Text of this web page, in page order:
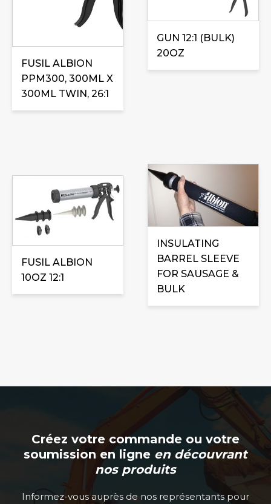
FUSIL ALBION
PPM300, 300ML X
300ML TWIN, 26:1
GUN 12:1 (BULK)
20OZ
FUSIL ALBION
10OZ 12:1
INSULATING
BARREL SLEEVE
FOR SAUSAGE &
BULK
Créez votre commande ou votre
soumission en ligne en découvrant
nos produits
Informez-vous auprès de nos représentants pour